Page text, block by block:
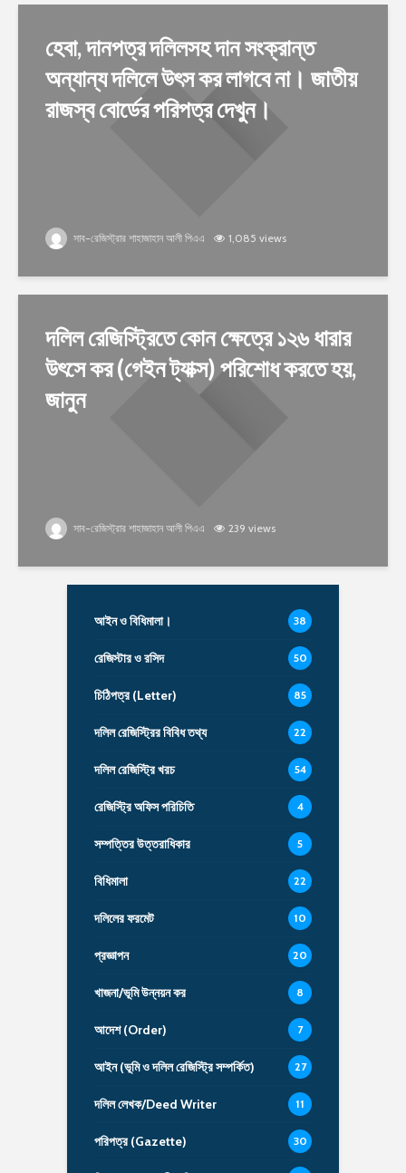
হেবা, দানপত্র দলিলসহ দান সংক্রান্ত
অন্যান্য দলিলে উৎস কর লাগবে না। জাতীয়
রাজস্ব বোর্ডের পরিপত্র দেখুন।
সাব-রেজিস্ট্রার শাহাজাহান আলী পিএএ 1,085 views
দলিল রেজিস্ট্রিতে কোন ক্ষেত্রে ১২৬ ধারার
উৎসে কর (গেইন ট্যাক্স) পরিশোধ করতে হয়,
জানুন
সাব-রেজিস্ট্রার শাহাজাহান আলী পিএএ 239 views
আইন ও বিধিমালা। 38
রেজিস্টার ও রসিদ 50
চিঠিপত্র (Letter) 85
দলিল রেজিস্ট্রির বিবিধ তথ্য 22
দলিল রেজিস্ট্রি খরচ 54
রেজিস্ট্রি অফিস পরিচিতি 4
সম্পত্তির উত্তরাধিকার 5
বিধিমালা 22
দলিলের ফরমেট 10
প্রজ্ঞাপন 20
খাজনা/ভূমি উন্নয়ন কর 8
আদেশ (Order) 7
আইন (ভূমি ও দলিল রেজিস্ট্রি সম্পর্কিত) 27
দলিল লেখক/Deed Writer 11
পরিপত্র (Gazette) 30